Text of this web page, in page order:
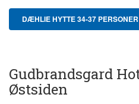
DÆHLIE HYTTE 34-37 PERSONER
Gudbrandsgard
Østsiden